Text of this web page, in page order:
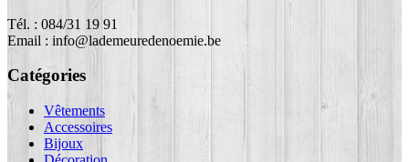
Tél. : 084/31 19 91
Email : info@lademeuredenoemie.be
Catégories
Vêtements
Accessoires
Bijoux